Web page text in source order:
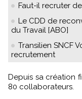
Faut-il recruter
Le CDD de
du Travail [ABO]
Transilien SNCF
recrutement
Depuis sa création
80 collaborateurs.